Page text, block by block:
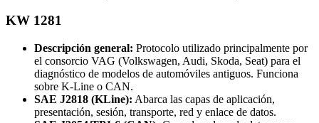
KW 1281
Descripción general: Protocolo utilizado principalmente por
el consorcio VAG (Volkswagen, Audi, Skoda, Seat) para el
diagnóstico de modelos de automóviles antiguos. Funciona
sobre K-Line o CAN.
SAE J2818 (KLine): Abarca las capas de aplicación,
presentación, sesión, transporte, red y enlace de datos.